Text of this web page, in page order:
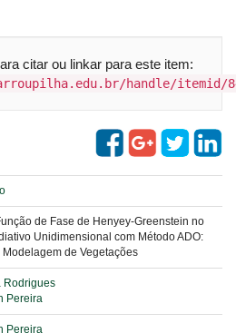
citar ou linkar para este item:
handle/itemid/
de Fase de Henyey-Greenstein no
Unidimensional com Método ADO:
de Vegetações
Rodrigues
Pereira
Pereira